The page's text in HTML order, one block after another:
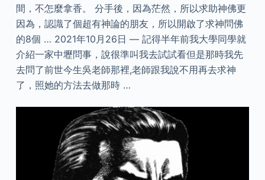
間，不怎麼拿香。 分手後，因為茫然，所以求助神佛更
因為，認識了個超有神論的朋友，所以開啟了求神問佛
的8個 … 2021年10月26日 — 記得半年前我大學同學就
介紹一家中壢問事，說很準叫我去試試看但是那時我先
去問了前世今生吳老師那裡,老師跟我說不用再去求神
了，照她的方法去做那時 …